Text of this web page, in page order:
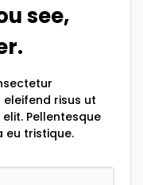
see,
risus ut
Pellentesque
eu tristique.